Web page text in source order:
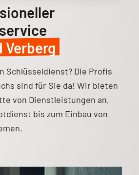
Verberg
Schlüsseldienst? Die Profis
sind für Sie da! Wir bieten
von Dienstleistungen an,
bis zum Einbau von